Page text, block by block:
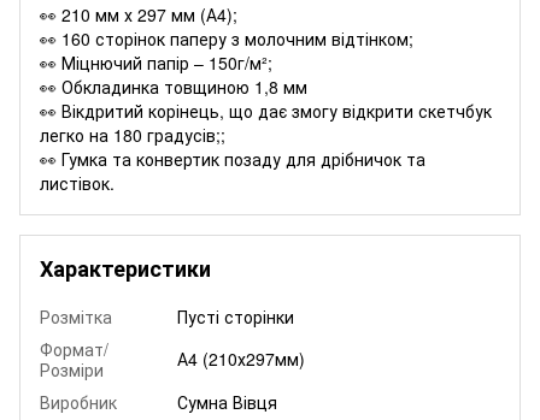
👀 210 мм х 297 мм (А4);
👀 160 сторінок паперу з молочним відтінком;
👀 Міцнючий папір – 150г/м²;
👀 Обкладинка товщиною 1,8 мм
👀 Вікдритий корінець, що дає змогу відкрити скетчбук
легко на 180 градусів;;
👀 Гумка та конвертик позаду для дрібничок та
листівок.
Характеристики
Розмітка
Пусті сторінки
Формат/
Розміри
А4 (210х297мм)
Виробник
Сумна Вівця